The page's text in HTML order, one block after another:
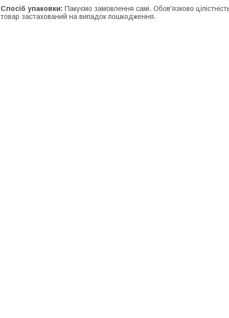
Спосіб упаковки: Пакуємо замовлення самі. Обов'язково
товар застахований на випадок пошкодження.